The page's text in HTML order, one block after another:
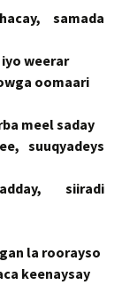
samada
weerar
oomaari
meel saday
suuqyadeys
siiradi
la roorayso
keenaysay